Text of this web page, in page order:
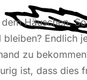
Häuschen.
Endlich
zu
ist, dass dies